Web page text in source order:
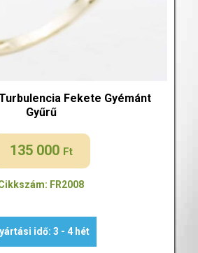
Fekete Gyémánt
Gyűrű
135 000 Ft
FR2008
idő: 3 - 4 hét